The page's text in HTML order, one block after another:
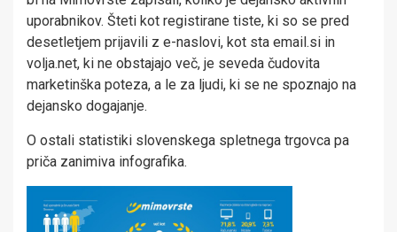
uporabnikov. Šteti kot registirane tiste, ki so se pred
desetletjem prijavili z e-naslovi, kot sta email.si in
volja.net, ki ne obstajajo več, je seveda čudovita
marketinška poteza, a le za ljudi, ki se ne spoznajo na
dejansko dogajanje.
O ostali statistiki slovenskega spletnega trgovca pa
priča zanimiva infografika.